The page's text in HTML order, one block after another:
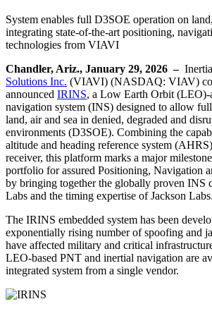
System enables full D3SOE operation on
integrating state-of-the-art positioning,
technologies from VIAVI
Chandler, Ariz., January 29, 2026 –
Solutions Inc. (VIAVI) (NASDAQ: VIAV)
announced IRINS, a Low Earth Orbit (LEO)-
navigation system (INS) designed to allow
land, air and sea in denied, degraded and
environments (D3SOE). Combining the
altitude and heading reference system
receiver, this platform marks a major
portfolio for assured Positioning, Navigation
by bringing together the globally proven INS
Labs and the timing expertise of Jackson Labs.
The IRINS embedded system has been
exponentially rising number of spoofing and
have affected military and critical
LEO-based PNT and inertial navigation are
integrated system from a single vendor.